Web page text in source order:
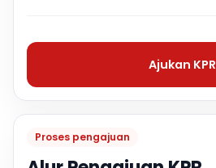
Proses pengajuan
Ajukan KPR